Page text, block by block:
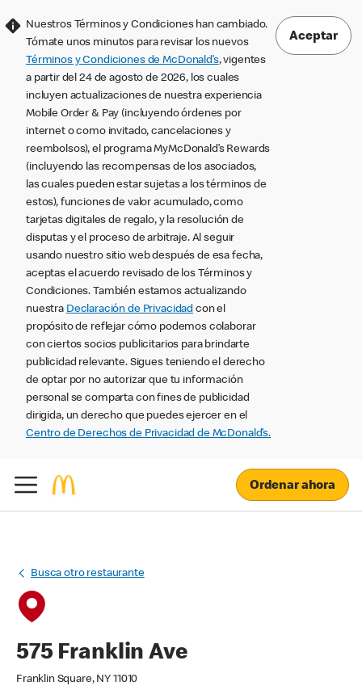
Nuestros Términos y Condiciones han cambiado.
Tómate unos minutos para revisar los nuevos
Términos y Condiciones de McDonald’s, vigentes
a partir del 24 de agosto de 2026, los cuales
incluyen actualizaciones de nuestra experiencia
Mobile Order & Pay (incluyendo órdenes por
internet o como invitado, cancelaciones y
reembolsos), el programa MyMcDonald’s Rewards
(incluyendo las recompensas de los asociados,
las cuales pueden estar sujetas a los términos de
estos), funciones de valor acumulado, como
tarjetas digitales de regalo, y la resolución de
disputas y el proceso de arbitraje. Al seguir
usando nuestro sitio web después de esa fecha,
aceptas el acuerdo revisado de los Términos y
Condiciones. También estamos actualizando
nuestra Declaración de Privacidad con el
propósito de reflejar cómo podemos colaborar
con ciertos socios publicitarios para brindarte
publicidad relevante. Sigues teniendo el derecho
de optar por no autorizar que tu información
personal se comparta con fines de publicidad
dirigida, un derecho que puedes ejercer en el
Centro de Derechos de Privacidad de McDonald’s.
Aceptar
Ordenar ahora
Busca otro restaurante
575 Franklin Ave
Franklin Square, NY 11010